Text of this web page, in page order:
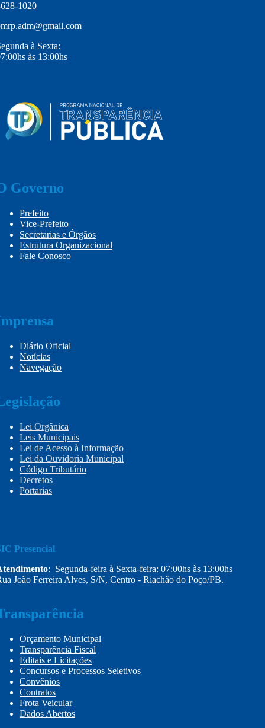
1020
à Sexta:
às 13:00hs
Governo
Prefeito
Vice-Prefeito
Secretarias e Órgãos
Estrutura Organizacional
Fale Conosco
Diário Oficial
Notícias
Navegação
Lei Orgânica
Leis Municipais
Lei de Acesso à Informação
Lei da Ouvidoria Municipal
Código Tributário
Decretos
Portarias
Presencial
: Segunda-feira à Sexta-feira: 07:00hs às 13:00hs
João Ferreira Alves, S/N, Centro - Riachão do Poço/PB.
Orçamento Municipal
Transparência Fiscal
Editais e Licitações
Concursos e Processos Seletivos
Convênios
Contratos
Frota Veicular
Dados Abertos